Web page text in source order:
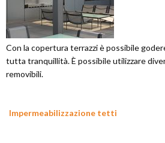
Con la copertura terrazzi è possibile
tutta tranquillità. È possibile utilizzare
removibili.
Impermeabilizzazione tetti